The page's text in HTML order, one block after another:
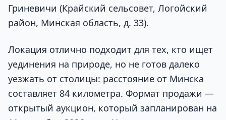
Гриневичи (Крайский сельсовет, Логойский
район, Минская область, д. 33).
Локация отлично подходит для тех, кто ищет
уединения на природе, но не готов далеко
уезжать от столицы: расстояние от Минска
составляет 84 километра. Формат продажи —
открытый аукцион, который запланирован на